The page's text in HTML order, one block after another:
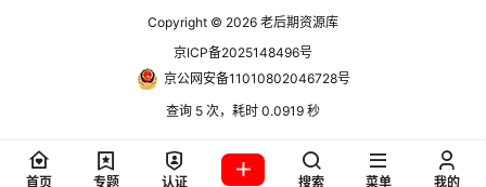
Copyright © 2026 老后期资源库
京ICP备2025148496号
京公网安备11010802046728号
查询 5 次，耗时 0.0919 秒
首页 专题 认证 搜索 菜单 我的